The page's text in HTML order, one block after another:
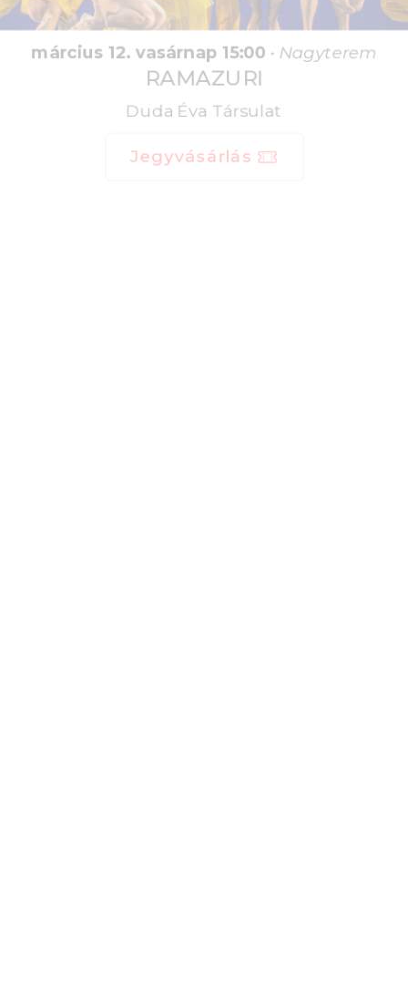
március 12. vasárnap 15:00• Nagyterem
RAMAZURI